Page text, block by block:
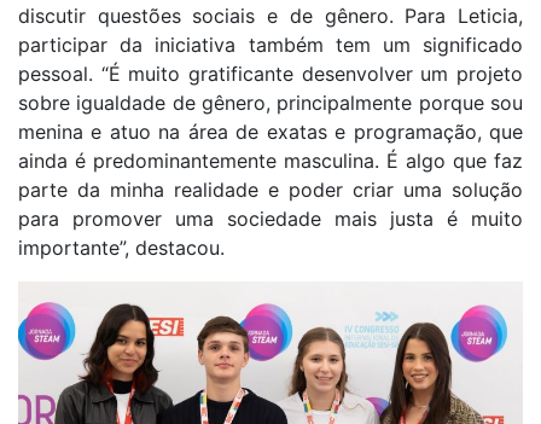
discutir questões sociais e de gênero. Para Leticia,
participar da iniciativa também tem um significado
pessoal. “É muito gratificante desenvolver um projeto
sobre igualdade de gênero, principalmente porque sou
menina e atuo na área de exatas e programação, que
ainda é predominantemente masculina. É algo que faz
parte da minha realidade e poder criar uma solução
para promover uma sociedade mais justa é muito
importante”, destacou.